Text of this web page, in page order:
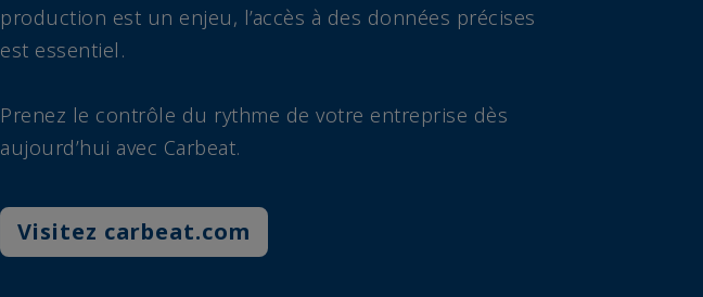
production est un enjeu, l’accès à des données précises
est essentiel.
Prenez le contrôle du rythme de votre entreprise dès
aujourd’hui avec Carbeat.
Visitez carbeat.com